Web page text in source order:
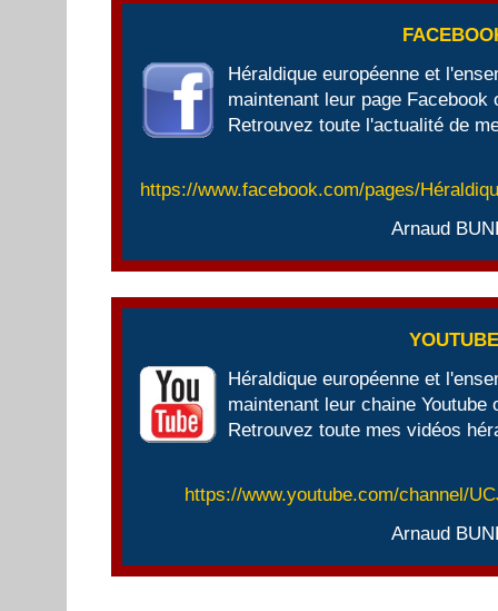
Héraldique européenne et
maintenant leur page Facebook
Retrouvez toute l'actualité de
https://www.facebook.com/pages/
Arnaud
Héraldique européenne et
maintenant leur chaine Youtube
Retrouvez toute mes vidéos
https://www.youtube.com/channel/
Arnaud